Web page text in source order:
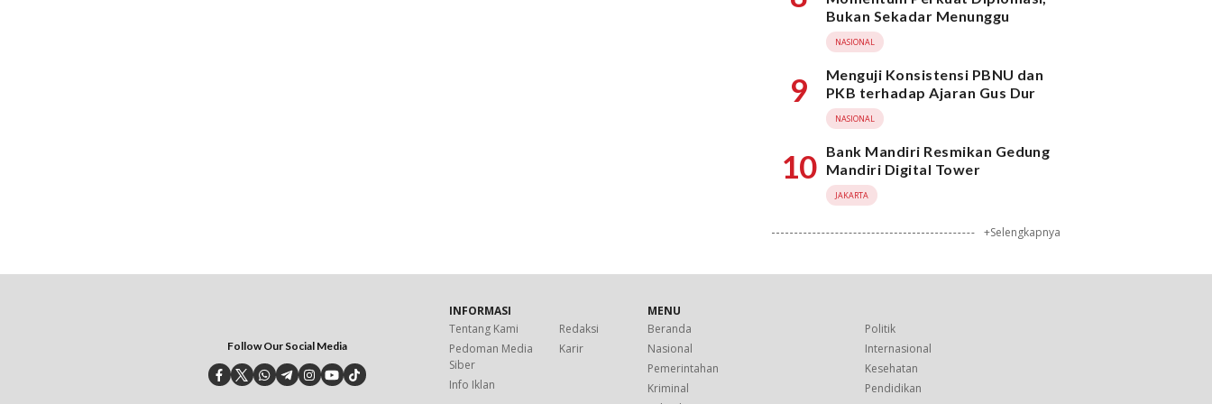
Bukan Sekadar Menunggu
NASIONAL
9
Menguji Konsistensi PBNU dan
PKB terhadap Ajaran Gus Dur
NASIONAL
10 Bank Mandiri Resmikan Gedung
Mandiri Digital Tower
JAKARTA
+Selengkapnya
Follow Our Social Media
INFORMASI
Tentang Kami
Redaksi
Pedoman Media
Siber
Karir
Info Iklan
MENU
Beranda
Politik
Nasional
Internasional
Pemerintahan
Kesehatan
Kriminal
Pendidikan